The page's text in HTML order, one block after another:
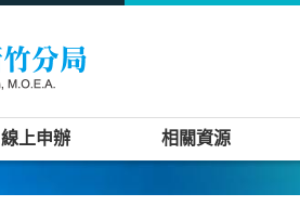
線上申辦 相關資源